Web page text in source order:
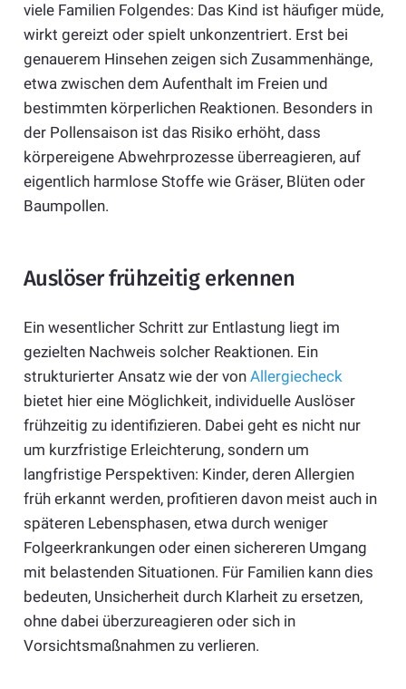
viele Familien Folgendes: Das Kind ist häufiger müde,
wirkt gereizt oder spielt unkonzentriert. Erst bei
genauerem Hinsehen zeigen sich Zusammenhänge,
etwa zwischen dem Aufenthalt im Freien und
bestimmten körperlichen Reaktionen. Besonders in
der Pollensaison ist das Risiko erhöht, dass
körpereigene Abwehrprozesse überreagieren, auf
eigentlich harmlose Stoffe wie Gräser, Blüten oder
Baumpollen.
Auslöser frühzeitig erkennen
Ein wesentlicher Schritt zur Entlastung liegt im
gezielten Nachweis solcher Reaktionen. Ein
strukturierter Ansatz wie der von Allergiecheck
bietet hier eine Möglichkeit, individuelle Auslöser
frühzeitig zu identifizieren. Dabei geht es nicht nur
um kurzfristige Erleichterung, sondern um
langfristige Perspektiven: Kinder, deren Allergien
früh erkannt werden, profitieren davon meist auch in
späteren Lebensphasen, etwa durch weniger
Folgeerkrankungen oder einen sichereren Umgang
mit belastenden Situationen. Für Familien kann dies
bedeuten, Unsicherheit durch Klarheit zu ersetzen,
ohne dabei überzureagieren oder sich in
Vorsichtsmaßnahmen zu verlieren.